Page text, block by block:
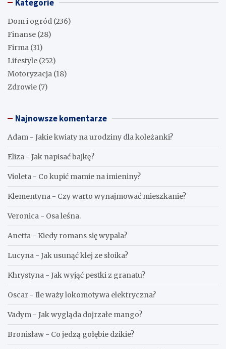
Kategorie
Dom i ogród (236)
Finanse (28)
Firma (31)
Lifestyle (252)
Motoryzacja (18)
Zdrowie (7)
Najnowsze komentarze
Adam - Jakie kwiaty na urodziny dla koleżanki?
Eliza - Jak napisać bajkę?
Violeta - Co kupić mamie na imieniny?
Klementyna - Czy warto wynajmować mieszkanie?
Veronica - Osa leśna.
Anetta - Kiedy romans się wypala?
Lucyna - Jak usunąć klej ze słoika?
Khrystyna - Jak wyjąć pestki z granatu?
Oscar - Ile waży lokomotywa elektryczna?
Vadym - Jak wygląda dojrzałe mango?
Bronisław - Co jedzą gołębie dzikie?